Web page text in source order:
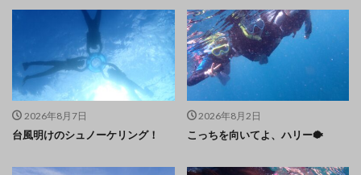
2026年8月7日
台風明けのシュノーケリング！
2026年8月2日
こっちを向いてよ、ハリー🐡